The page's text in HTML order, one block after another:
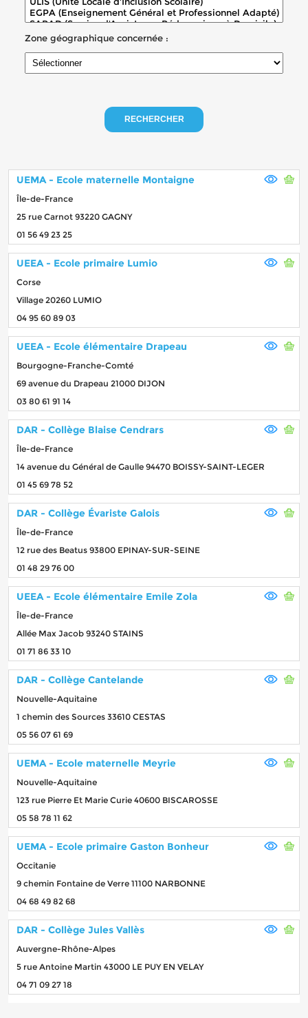
Zone géographique concernée :
RECHERCHER
UEMA - Ecole maternelle Montaigne
Île-de-France
25 rue Carnot 93220 GAGNY
01 56 49 23 25
UEEA - Ecole primaire Lumio
Corse
Village 20260 LUMIO
04 95 60 89 03
UEEA - Ecole élémentaire Drapeau
Bourgogne-Franche-Comté
69 avenue du Drapeau 21000 DIJON
03 80 61 91 14
DAR - Collège Blaise Cendrars
Île-de-France
14 avenue du Général de Gaulle 94470 BOISSY-SAINT-LEGER
01 45 69 78 52
DAR - Collège Évariste Galois
Île-de-France
12 rue des Beatus 93800 EPINAY-SUR-SEINE
01 48 29 76 00
UEEA - Ecole élémentaire Emile Zola
Île-de-France
Allée Max Jacob 93240 STAINS
01 71 86 33 10
DAR - Collège Cantelande
Nouvelle-Aquitaine
1 chemin des Sources 33610 CESTAS
05 56 07 61 69
UEMA - Ecole maternelle Meyrie
Nouvelle-Aquitaine
123 rue Pierre Et Marie Curie 40600 BISCAROSSE
05 58 78 11 62
UEMA - Ecole primaire Gaston Bonheur
Occitanie
9 chemin Fontaine de Verre 11100 NARBONNE
04 68 49 82 68
DAR - Collège Jules Vallès
Auvergne-Rhône-Alpes
5 rue Antoine Martin 43000 LE PUY EN VELAY
04 71 09 27 18